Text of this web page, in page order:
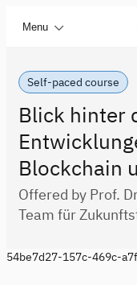
Menu
Self-paced course
Blick hinter
Blockchain
Offered by Prof.
Team für
54be7d27-157c-469c-